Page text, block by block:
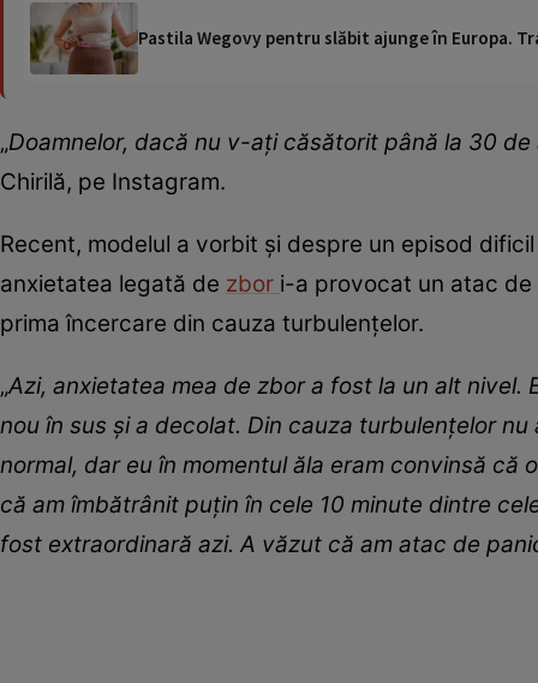
Pastila Wegovy pentru slăbit ajunge în Europa.
„Doamnelor, dacă nu v-ați căsătorit până la 30
Chirilă, pe Instagram.
Recent, modelul a vorbit și despre un episod
anxietatea legată de zbor i-a provocat un atac de
prima încercare din cauza turbulențelor.
„Azi, anxietatea mea de zbor a fost la un alt
nou în sus și a decolat. Din cauza turbulențelor
normal, dar eu în momentul ăla eram convinsă
că am îmbătrânit puțin în cele 10 minute dintre
fost extraordinară azi. A văzut că am atac de